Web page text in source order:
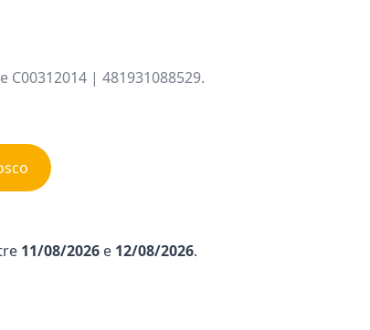
C00312014 | 481931088529.
11/08/2026 e 12/08/2026.